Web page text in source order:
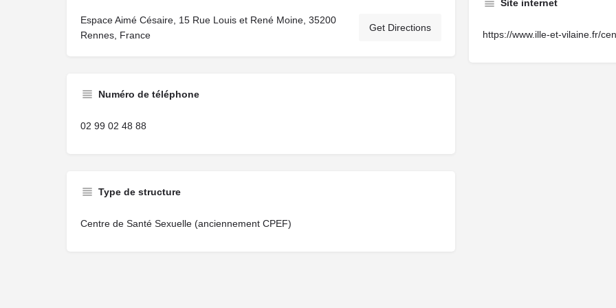
Espace Aimé Césaire, 15 Rue Louis et René Moine, 35200
Rennes, France
Get Directions
Numéro de téléphone
02 99 02 48 88
Type de structure
Centre de Santé Sexuelle (anciennement CPEF)
Site internet
https://www.ille-et-vilaine.fr/